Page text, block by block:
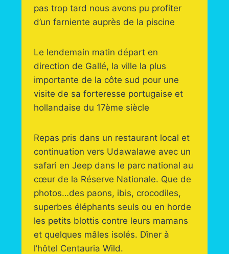
pas trop tard nous avons pu profiter
d’un farniente auprès de la piscine
Le lendemain matin départ en
direction de Gallé, la ville la plus
importante de la côte sud pour une
visite de sa forteresse portugaise et
hollandaise du 17ème siècle
Repas pris dans un restaurant local et
continuation vers Udawalawe avec un
safari en Jeep dans le parc national au
cœur de la Réserve Nationale. Que de
photos…des paons, ibis, crocodiles,
superbes éléphants seuls ou en horde
les petits blottis contre leurs mamans
et quelques mâles isolés. Dîner à
l’hôtel Centauria Wild.